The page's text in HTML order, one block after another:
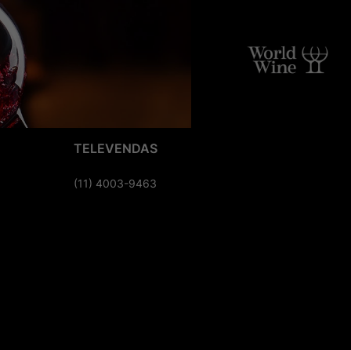
TELEVENDAS
(11) 4003-9463